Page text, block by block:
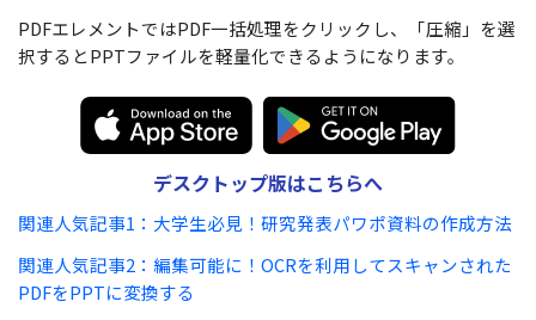
PDFエレメントではPDF一括処理をクリックし、「圧縮」を選
択するとPPTファイルを軽量化できるようになります。
デスクトップ版はこちらへ
関連人気記事1：大学生必見！研究発表パワポ資料の作成方法
関連人気記事2：編集可能に！OCRを利用してスキャンされた
PDFをPPTに変換する